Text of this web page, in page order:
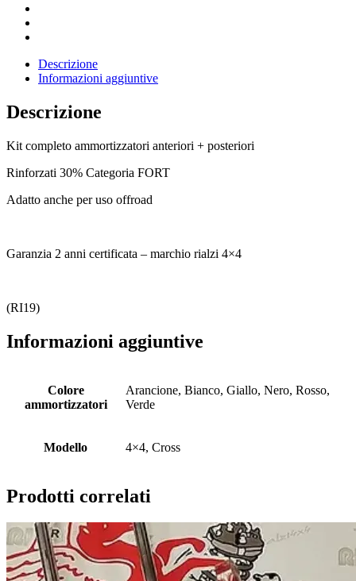
Descrizione
Informazioni aggiuntive
Descrizione
Kit completo ammortizzatori anteriori + posteriori
Rinforzati 30% Categoria FORT
Adatto anche per uso offroad
Garanzia 2 anni certificata – marchio rialzi 4×4
(RI19)
Informazioni aggiuntive
Colore
ammortizzatori
Arancione, Bianco, Giallo, Nero, Rosso,
Verde
Modello 4×4, Cross
Prodotti correlati